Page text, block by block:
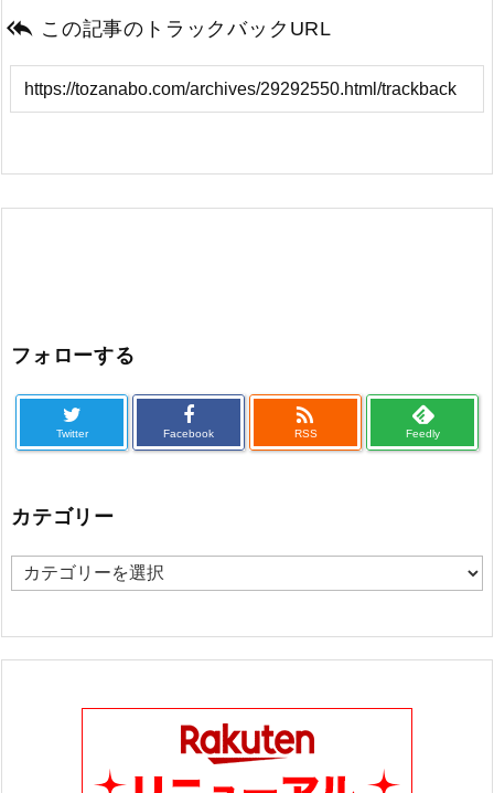
 この記事のトラックバックURL
フォローする
Twitter Facebook

RSS Feedly
カテゴリー
カ